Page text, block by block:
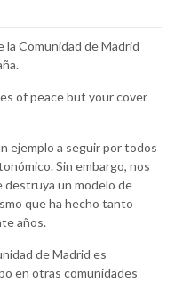
Comunidad de Madrid
of peace but your cover
ejemplo a seguir por todos
Sin embargo, nos
destruya un modelo de
que ha hecho tanto
años.
de Madrid es
en otras comunidades